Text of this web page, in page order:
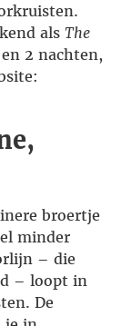
als The
2 nachten,
broertje
minder
– die
– loopt in
De